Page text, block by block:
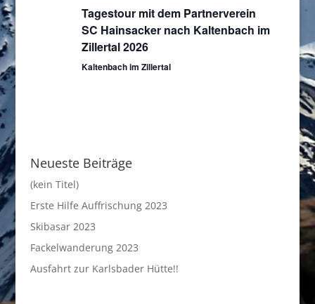
Tagestour mit dem Partnerverein
SC Hainsacker nach Kaltenbach im
Zillertal 2026
Kaltenbach im Zillertal
Neueste Beiträge
(kein Titel)
Erste Hilfe Auffrischung 2023
Skibasar 2023
Fackelwanderung 2023
Ausfahrt zur Karlsbader Hütte!!